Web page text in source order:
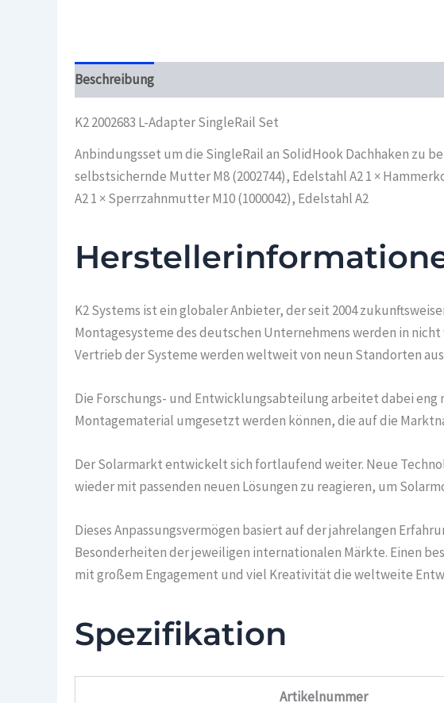
Beschreibung
K2 2002683 L-Adapter SingleRail Set
Anbindungsset um die SingleRail an SolidHook Dachhaken zu
selbstsichernde Mutter M8 (2002744), Edelstahl A2 1 ×
A2 1 × Sperrzahnmutter M10 (1000042), Edelstahl A2
K2 Systems ist ein globaler Anbieter, der seit 2004
Montagesysteme des deutschen Unternehmens werden in
Vertrieb der Systeme werden weltweit von neun Standorten
Die Forschungs- und Entwicklungsabteilung arbeitet dabei
Montagematerial umgesetzt werden können, die auf die
Der Solarmarkt entwickelt sich fortlaufend weiter. Neue
wieder mit passenden neuen Lösungen zu reagieren, um
Dieses Anpassungsvermögen basiert auf der jahrelangen
Besonderheiten der jeweiligen internationalen Märkte. Einen
mit großem Engagement und viel Kreativität die weltweite
Spezifikation
Artikelnummer